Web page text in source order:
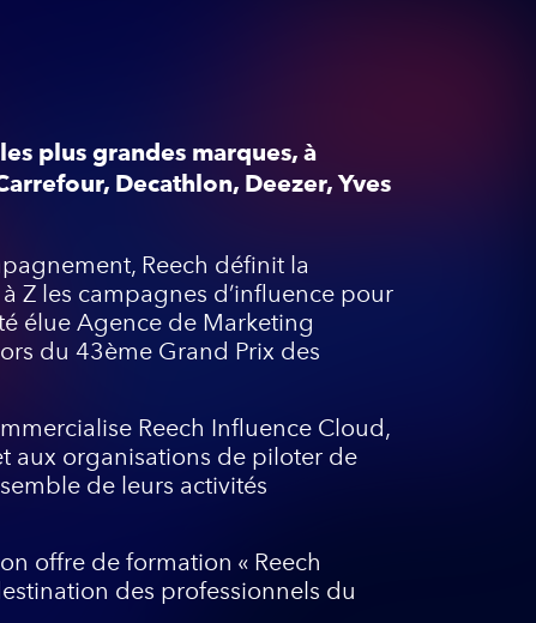
plus grandes marques, à
Decathlon, Deezer, Yves
Reech définit la
Z les campagnes d’influence pour
élue Agence de Marketing
du 43ème Grand Prix des
Reech Influence Cloud,
aux organisations de piloter de
de leurs activités
offre de formation « Reech
des professionnels du